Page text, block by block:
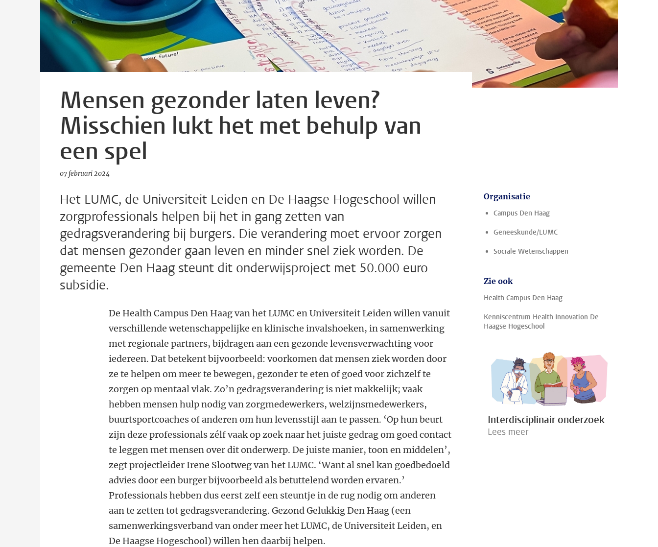
Mensen gezonder laten leven?
Misschien lukt het met behulp van
een spel
07 februari 2024
Het LUMC, de Universiteit Leiden en De Haagse Hogeschool willen
zorgprofessionals helpen bij het in gang zetten van
gedragsverandering bij burgers. Die verandering moet ervoor zorgen
dat mensen gezonder gaan leven en minder snel ziek worden. De
gemeente Den Haag steunt dit onderwijsproject met 50.000 euro
subsidie.
De Health Campus Den Haag van het LUMC en Universiteit Leiden willen vanuit
verschillende wetenschappelijke en klinische invalshoeken, in samenwerking
met regionale partners, bijdragen aan een gezonde levensverwachting voor
iedereen. Dat betekent bijvoorbeeld: voorkomen dat mensen ziek worden door
ze te helpen om meer te bewegen, gezonder te eten of goed voor zichzelf te
zorgen op mentaal vlak. Zo’n gedragsverandering is niet makkelijk; vaak
hebben mensen hulp nodig van zorgmedewerkers, welzijnsmedewerkers,
buurtsportcoaches of anderen om hun levensstijl aan te passen. ‘Op hun beurt
zijn deze professionals zélf vaak op zoek naar het juiste gedrag om goed contact
te leggen met mensen over dit onderwerp. De juiste manier, toon en middelen’,
zegt projectleider Irene Slootweg van het LUMC. ‘Want al snel kan goedbedoeld
advies door een burger bijvoorbeeld als betuttelend worden ervaren.’
Professionals hebben dus eerst zelf een steuntje in de rug nodig om anderen
aan te zetten tot gedragsverandering. Gezond Gelukkig Den Haag (een
samenwerkingsverband van onder meer het LUMC, de Universiteit Leiden, en
De Haagse Hogeschool) willen hen daarbij helpen.
Organisatie
Campus Den Haag
Geneeskunde/LUMC
Sociale Wetenschappen
Zie ook
Health Campus Den Haag
Kenniscentrum Health Innovation De
Haagse Hogeschool
Interdisciplinair onderzoek
Lees meer